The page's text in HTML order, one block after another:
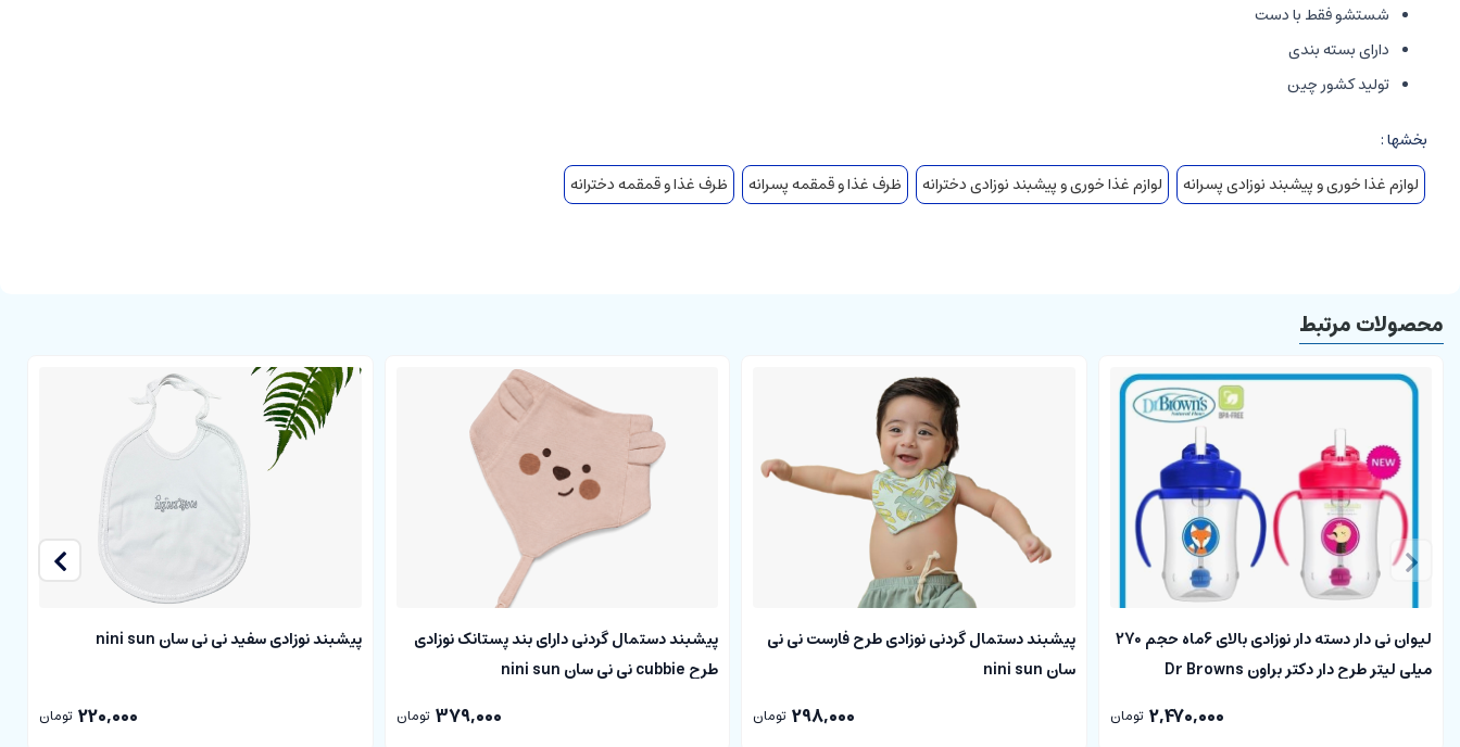
شستشو فقط با دست
دارای بسته بندی
تولید کشور چین
بخشها :
لوازم غذا خوری و پیشبند نوزادی پسرانه
لوازم غذا خوری و پیشبند نوزادی دخترانه ظرف غذا و قمقمه پسرانه ظرف غذا و قمقمه دخترانه
محصولات مرتبط
لیوان نی دار دسته دار نوزادی بالای 6ماه حجم 270
میلی لیتر طرح دار دکتر براون Dr Browns
2,470,000 تومان
پیشبند دستمال گردنی نوزادی طرح فارست نی نی
سان nini sun
298,000 تومان
پیشبند دستمال گردنی دارای بند پستانک نوزادی
طرح cubbie نی نی سان nini sun
379,000 تومان
پیشبند نوزادی سفید نی نی سان nini sun
220,000 تومان